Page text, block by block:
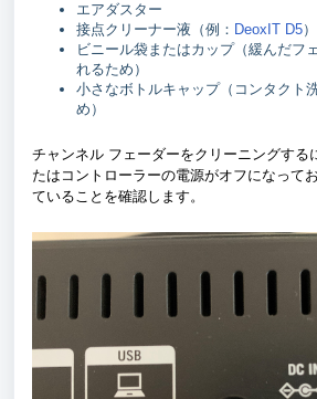
エアダスター
接点クリーナー液（例： DeoxIT D5）
ビニール袋またはカップ（緩んだフ
れるため）
小さなボトルキャップ（コンタクト
め）
チャンネル フェーダーをクリーニングする
たはコントローラーの電源がオフになって
ていることを確認します。